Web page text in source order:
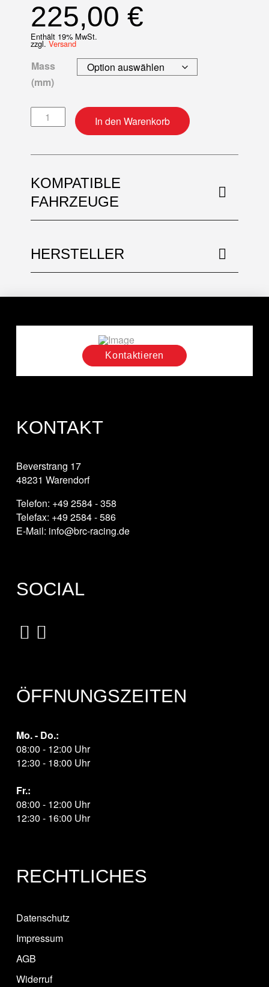
225,00 €
Enthält 19% MwSt.
zzgl. Versand
Mass
(mm)
Kolben-Kit MengeIn den Warenkorb
KOMPATIBLE
FAHRZEUGE
HERSTELLER
Kontaktieren
KONTAKT
Beverstrang 17
48231 Warendorf
Telefon: +49 2584 - 358
Telefax: +49 2584 - 586
E-Mail: info@brc-racing.de
SOCIAL
ÖFFNUNGSZEITEN
Mo. - Do.:
08:00 - 12:00 Uhr
12:30 - 18:00 Uhr
Fr.:
08:00 - 12:00 Uhr
12:30 - 16:00 Uhr
RECHTLICHES
Datenschutz
Impressum
AGB
Widerruf